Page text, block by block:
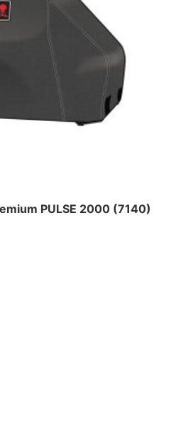
PULSE 2000 (7140)